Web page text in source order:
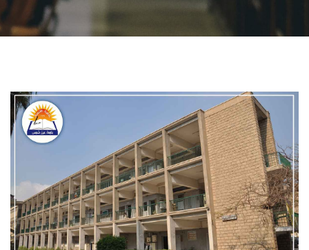
الأنظمة الذكية
تواصل معنا
الطلاب
هيئة التدريس
الدراسات العليا